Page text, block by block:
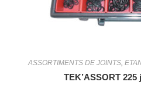
ASSORTIMENTS DE JOINTS,
TEK’ASSORT